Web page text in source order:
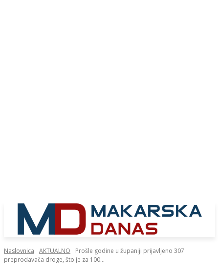
Naslovnica AKTUALNO
Prošle godine u županiji prijavljeno 307
preprodavača droge, što je za 100...